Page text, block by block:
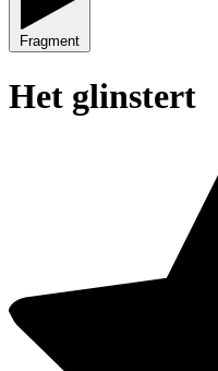
Fragment
Het glinstert